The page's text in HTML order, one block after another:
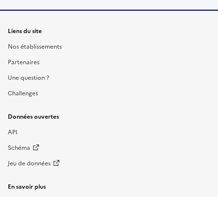
Liens du site
Nos établissements
Partenaires
Une question ?
Challenges
Données ouvertes
API
Schéma
Jeu de données
En savoir plus